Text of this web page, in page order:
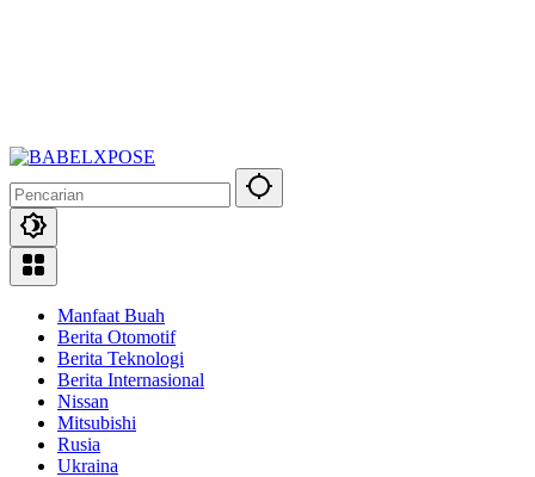
Manfaat Buah
Berita Otomotif
Berita Teknologi
Berita Internasional
Nissan
Mitsubishi
Rusia
Ukraina